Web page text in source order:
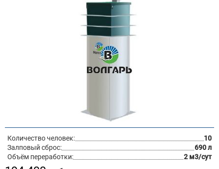
Количество человек:
10
Залповый сброс:
690 л
Объём переработки:
2 м3/сут